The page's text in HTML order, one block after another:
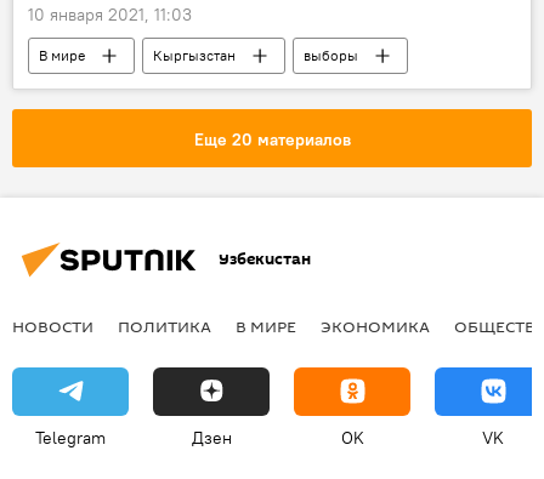
10 января 2021, 11:03
В мире Кыргызстан
выборы
выборы президента
голосование
Еще 20 материалов
Узбекистан
НОВОСТИ ПОЛИТИКА В МИРЕ ЭКОНОМИКА
Telegram Дзен OK VK